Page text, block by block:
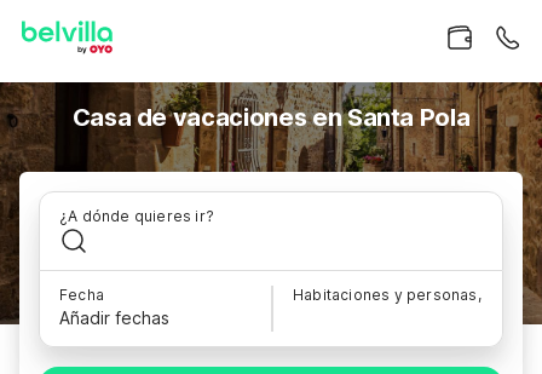
Casa de vacaciones en Santa Pola
¿A dónde quieres ir?
Fecha
Añadir fechas
Habitaciones y personas,